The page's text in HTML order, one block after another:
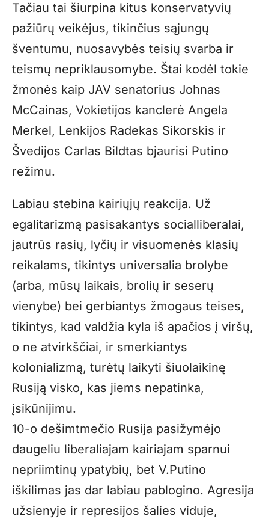
Tačiau tai šiurpina kitus konservatyvių
pažiūrų veikėjus, tikinčius sąjungų
šventumu, nuosavybės teisių svarba ir
teismų nepriklausomybe. Štai kodėl tokie
žmonės kaip JAV senatorius Johnas
McCainas, Vokietijos kanclerė Angela
Merkel, Lenkijos Radekas Sikorskis ir
Švedijos Carlas Bildtas bjaurisi Putino
režimu.
Labiau stebina kairiųjų reakcija. Už
egalitarizmą pasisakantys socialliberalai,
jautrūs rasių, lyčių ir visuomenės klasių
reikalams, tikintys universalia brolybe
(arba, mūsų laikais, brolių ir seserų
vienybe) bei gerbiantys žmogaus teises,
tikintys, kad valdžia kyla iš apačios į viršų,
o ne atvirkščiai, ir smerkiantys
kolonializmą, turėtų laikyti šiuolaikinę
Rusiją visko, kas jiems nepatinka,
įsikūnijimu.
10-o dešimtmečio Rusija pasižymėjo
daugeliu liberaliajam kairiajam sparnui
nepriimtinų ypatybių, bet V.Putino
iškilimas jas dar labiau pablogino. Agresija
užsienyje ir represijos šalies viduje,